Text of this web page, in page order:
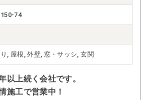
74
, 屋根, 外壁, 窓・サッシ, 玄関
以上続く会社です。
施工で営業中！